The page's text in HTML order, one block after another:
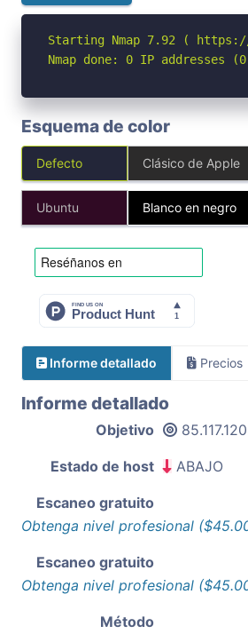
Starting Nmap 7.92 (
Nmap done: 0 IP addresses
Esquema de color
Defecto Clásico de Apple
Ubuntu Blanco en negro
Informe detallado Precios
Informe detallado
Objetivo
Estado de host ABAJO
Escaneo gratuito
Obtenga nivel profesional
Escaneo gratuito
Obtenga nivel profesional
Método